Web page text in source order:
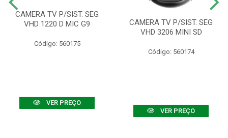
CAMERA TV P/SIST. SEG
VHD 1220 D MIC G9
Código: 560175
VER PREÇO
CAMERA TV P/SIST. SEG
VHD 3206 MINI SD
Código: 560174
VER PREÇO